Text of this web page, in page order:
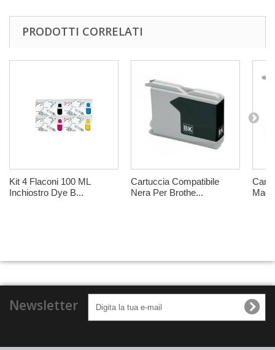
PRODOTTI CORRELATI
Kit 4 Flaconi 100 ML
Inchiostro Dye B...
Cartuccia Compatibile
Nera Per Brothe...
Newsletter